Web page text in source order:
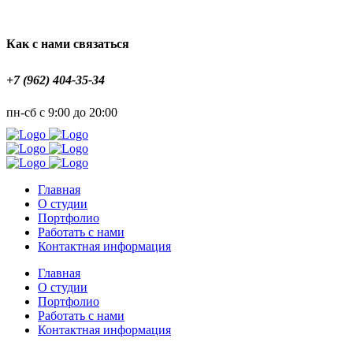
Как с нами связаться
+7 (962) 404-35-34
пн-сб с 9:00 до 20:00
Главная
О студии
Портфолио
Работать с нами
Контактная информация
Главная
О студии
Портфолио
Работать с нами
Контактная информация